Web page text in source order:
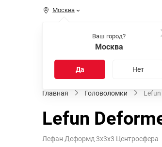
Москва
Ваш город?
Москва
Да Нет
Распродажа
Главная Головоломки
Lefun
Лефан Деформд 3х3х3 Центросфера